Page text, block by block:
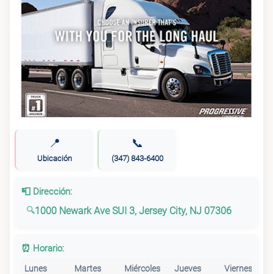
📍
Ubicación
📞
(347) 843-6400
📮 Dirección:
1000 Newark Ave SUI 3, Jersey City, NJ 07306
⏰ Horario:
Lunes Martes Miércoles Jueves Viernes